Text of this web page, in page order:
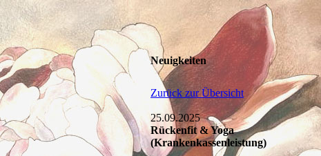
Neuigkeiten
Zurück zur Übersicht
25.09.2025
Rückenfit & Yoga
(Krankenkassenleistung)